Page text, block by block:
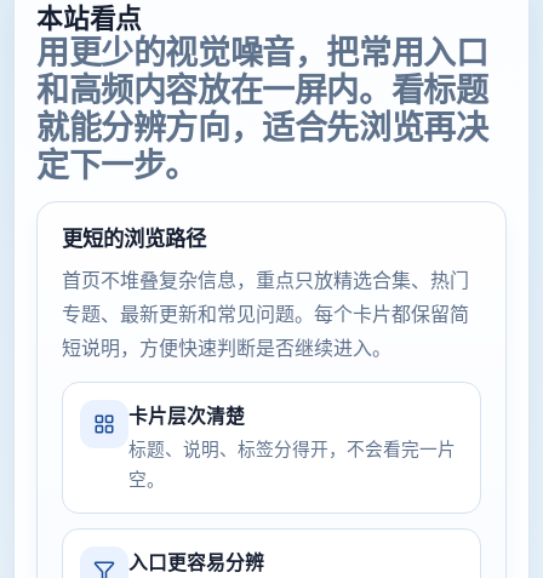
本站看点
用更少的视觉噪音，把常用入口
和高频内容放在一屏内。看标题
就能分辨方向，适合先浏览再决
定下一步。
更短的浏览路径
首页不堆叠复杂信息，重点只放精选合集、热门
专题、最新更新和常见问题。每个卡片都保留简
短说明，方便快速判断是否继续进入。
卡片层次清楚
标题、说明、标签分得开，不会看完一片
空。
入口更容易分辨